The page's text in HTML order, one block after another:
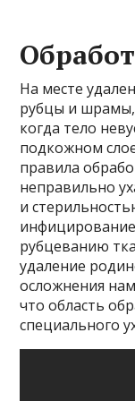
На месте
рубцы и шрамы,
когда тело
подкожном
правила
неправильно
и
рубцеванию
удаление
осложнения
что область
специального